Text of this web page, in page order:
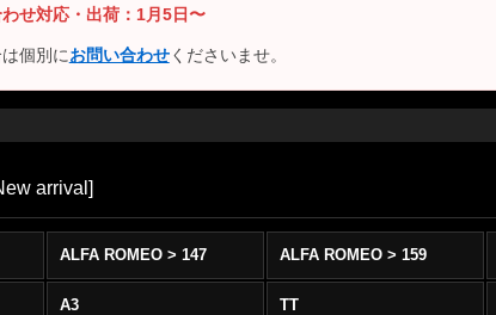
せ対応・出荷：1月5日〜
個別にお問い合わせくださいませ。
arrival]
ALFA ROMEO > 147 ALFA ROMEO > 159
A3 TT